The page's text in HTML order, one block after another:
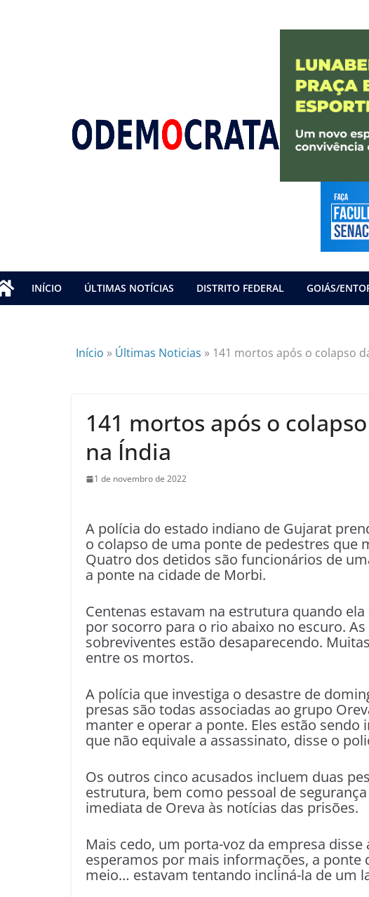
INÍCIO ÚLTIMAS NOTÍCIAS DISTRITO FEDERAL GOIÁS/
Início » Últimas Noticias » 141 mortos após o colapso
141 mortos após o
na Índia
1 de novembro de 2022
A polícia do estado indiano de Gujarat
o colapso de uma ponte de pedestres que
Quatro dos detidos são funcionários de
a ponte na cidade de Morbi.
Centenas estavam na estrutura quando
por socorro para o rio abaixo no escuro.
sobreviventes estão desaparecendo.
entre os mortos.
A polícia que investiga o desastre de
presas são todas associadas ao grupo
manter e operar a ponte. Eles estão
que não equivale a assassinato, disse o
Os outros cinco acusados ​​incluem duas
estrutura, bem como pessoal de
imediata de Oreva às notícias das prisões.
Mais cedo, um porta-voz da empresa
esperamos por mais informações, a
meio… estavam tentando incliná-la de um